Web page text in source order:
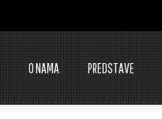
O NAMA PREDSTAVE